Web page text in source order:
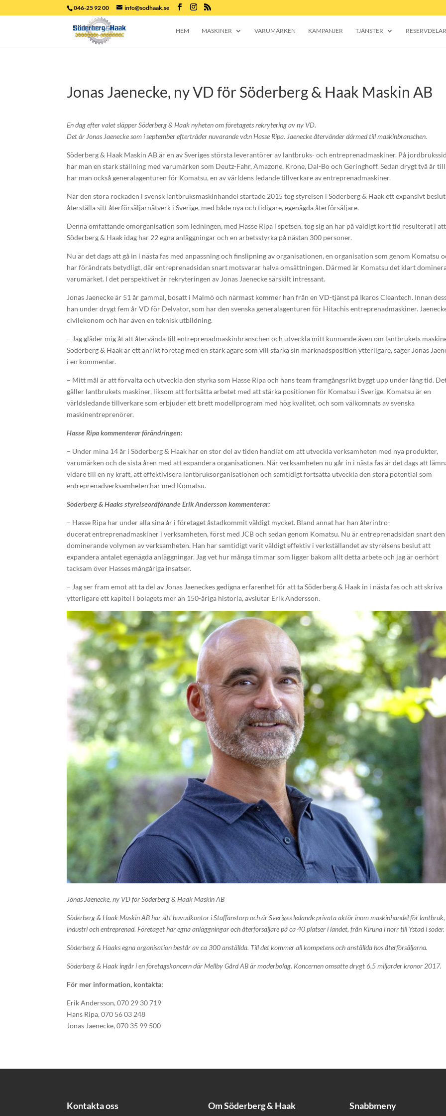
046-25 92 00 info@sodhaak.se
HEM MASKINER VARUMÄRKEN KAMPANJER TJÄNSTER RESERVDELAR
Jonas Jaenecke, ny VD för Söderberg & Haak Maskin AB
En dag efter valet släpper Söderberg & Haak nyheten om företagets rekrytering av ny VD.
Det är Jonas Jaenecke som i september efterträder nuvarande vd:n Hasse Ripa. Jaenecke återvänder därmed till maskinbranschen.
Söderberg & Haak Maskin AB är en av Sveriges största leverantörer av lantbruks- och entreprenadmaskiner. På
har man en stark ställning med varumärken som Deutz-Fahr, Amazone, Krone, Dal-Bo och Geringhoff. Sedan drygt två år
har man också generalagenturen för Komatsu, en av världens ledande tillverkare av entreprenadmaskiner.
När den stora rockaden i svensk lantbruksmaskinhandel startade 2015 tog styrelsen i Söderberg & Haak ett expansivt
återställa sitt återförsäljarnätverk i Sverige, med både nya och tidigare, egenägda återförsäljare.
Denna omfattande omorganisation som ledningen, med Hasse Ripa i spetsen, tog sig an har på väldigt kort tid resulterat i att
Söderberg & Haak idag har 22 egna anläggningar och en arbetsstyrka på nästan 300 personer.
Nu är det dags att gå in i nästa fas med anpassning och finslipning av organisationen, en organisation som genom Komatsu
har förändrats betydligt, där entreprenadsidan snart motsvarar halva omsättningen. Därmed är Komatsu det klart
varumärket. I det perspektivet är rekryteringen av Jonas Jaenecke särskilt intressant.
Jonas Jaenecke är 51 år gammal, bosatt i Malmö och närmast kommer han från en VD-tjänst på Ikaros Cleantech. Innan
han under drygt fem år VD för Delvator, som har den svenska generalagenturen för Hitachis entreprenadmaskiner.
civilekonom och har även en teknisk utbildning.
– Jag gläder mig åt att återvända till entreprenadmaskinbranschen och utveckla mitt kunnande även om lantbrukets
Söderberg & Haak är ett anrikt företag med en stark ägare som vill stärka sin marknadsposition ytterligare, säger Jonas
i en kommentar.
– Mitt mål är att förvalta och utveckla den styrka som Hasse Ripa och hans team framgångsrikt byggt upp under lång tid.
gäller lantbrukets maskiner, liksom att fortsätta arbetet med att stärka positionen för Komatsu i Sverige. Komatsu är en
världsledande tillverkare som erbjuder ett brett modellprogram med hög kvalitet, och som välkomnats av svenska
maskinentreprenörer.
Hasse Ripa kommenterar förändringen:
– Under mina 14 år i Söderberg & Haak har en stor del av tiden handlat om att utveckla verksamheten med nya produkter,
varumärken och de sista åren med att expandera organisationen. När verksamheten nu går in i nästa fas är det dags att
vidare till en ny kraft, att effektivisera lantbruksorganisationen och samtidigt fortsätta utveckla den stora potential som
entreprenadverksamheten har med Komatsu.
Söderberg & Haaks styrelseordförande Erik Andersson kommenterar:
– Hasse Ripa har under alla sina år i företaget åstadkommit väldigt mycket. Bland annat har han återintro-
ducerat entreprenadmaskiner i verksamheten, först med JCB och sedan genom Komatsu. Nu är entreprenadsidan snart den
dominerande volymen av verksamheten. Han har samtidigt varit väldigt effektiv i verkställandet av styrelsens beslut att
expandera antalet egenägda anläggningar. Jag vet hur många timmar som ligger bakom allt detta arbete och jag är oerhört
tacksam över Hasses mångåriga insatser.
– Jag ser fram emot att ta del av Jonas Jaeneckes gedigna erfarenhet för att ta Söderberg & Haak in i nästa fas och att skriva
ytterligare ett kapitel i bolagets mer än 150-åriga historia, avslutar Erik Andersson.
Jonas Jaenecke, ny VD för Söderberg & Haak Maskin AB
Söderberg & Haak Maskin AB har sitt huvudkontor i Staffanstorp och är Sveriges ledande privata aktör inom maskinhandel för lantbruk,
industri och entreprenad. Företaget har egna anläggningar och återförsäljare på ca 40 platser i landet, från Kiruna i norr till Ystad i söder.
Söderberg & Haaks egna organisation består av ca 300 anställda. Till det kommer all kompetens och anställda hos återförsäljarna.
Söderberg & Haak ingår i en företagskoncern där Mellby Gård AB är moderbolag. Koncernen omsatte drygt 6,5 miljarder kronor 2017.
För mer information, kontakta:
Erik Andersson, 070 29 30 719
Hans Ripa, 070 56 03 248
Jonas Jaenecke, 070 35 99 500
Kontakta oss Om Söderberg & Haak Snabbmeny